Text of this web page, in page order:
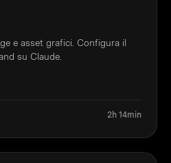
e asset grafici. Configura il
su Claude.
2h 14min